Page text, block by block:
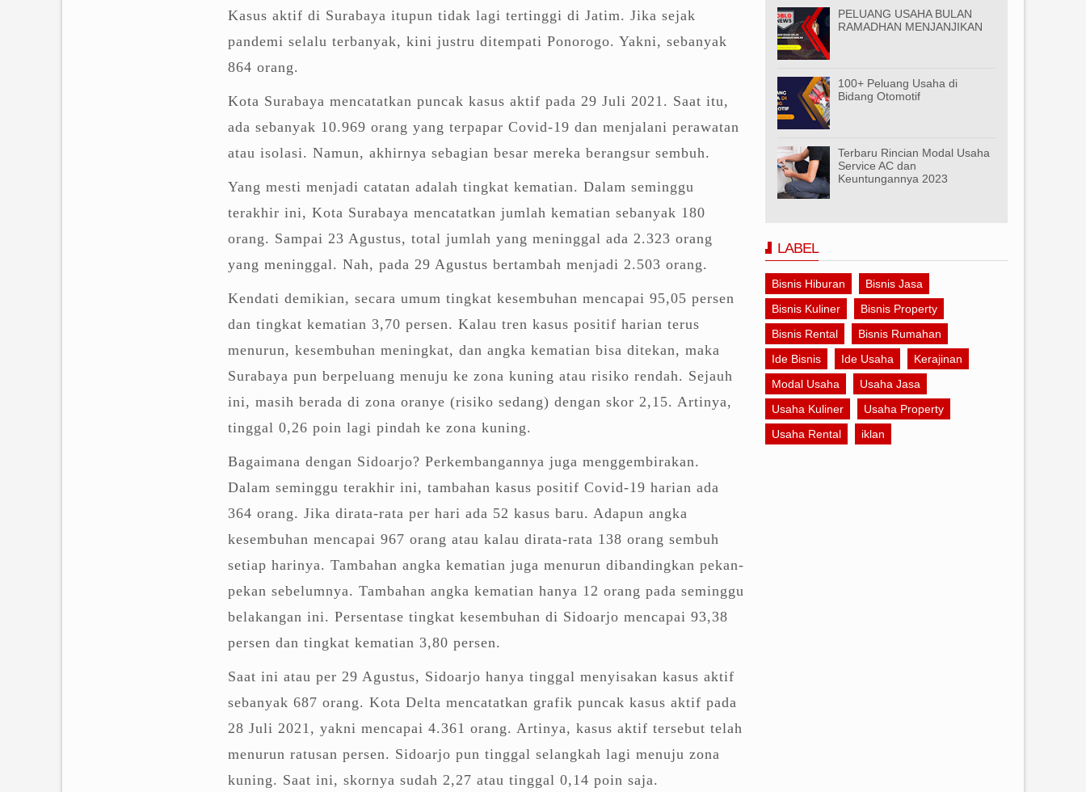
Kasus aktif di Surabaya itupun tidak lagi tertinggi di Jatim. Jika sejak
pandemi selalu terbanyak, kini justru ditempati Ponorogo. Yakni, sebanyak
864 orang.
Kota Surabaya mencatatkan puncak kasus aktif pada 29 Juli 2021. Saat itu,
ada sebanyak 10.969 orang yang terpapar Covid-19 dan menjalani perawatan
atau isolasi. Namun, akhirnya sebagian besar mereka berangsur sembuh.
Yang mesti menjadi catatan adalah tingkat kematian. Dalam seminggu
terakhir ini, Kota Surabaya mencatatkan jumlah kematian sebanyak 180
orang. Sampai 23 Agustus, total jumlah yang meninggal ada 2.323 orang
yang meninggal. Nah, pada 29 Agustus bertambah menjadi 2.503 orang.
Kendati demikian, secara umum tingkat kesembuhan mencapai 95,05 persen
dan tingkat kematian 3,70 persen. Kalau tren kasus positif harian terus
menurun, kesembuhan meningkat, dan angka kematian bisa ditekan, maka
Surabaya pun berpeluang menuju ke zona kuning atau risiko rendah. Sejauh
ini, masih berada di zona oranye (risiko sedang) dengan skor 2,15. Artinya,
tinggal 0,26 poin lagi pindah ke zona kuning.
Bagaimana dengan Sidoarjo? Perkembangannya juga menggembirakan.
Dalam seminggu terakhir ini, tambahan kasus positif Covid-19 harian ada
364 orang. Jika dirata-rata per hari ada 52 kasus baru. Adapun angka
kesembuhan mencapai 967 orang atau kalau dirata-rata 138 orang sembuh
setiap harinya. Tambahan angka kematian juga menurun dibandingkan pekan-
pekan sebelumnya. Tambahan angka kematian hanya 12 orang pada seminggu
belakangan ini. Persentase tingkat kesembuhan di Sidoarjo mencapai 93,38
persen dan tingkat kematian 3,80 persen.
Saat ini atau per 29 Agustus, Sidoarjo hanya tinggal menyisakan kasus aktif
sebanyak 687 orang. Kota Delta mencatatkan grafik puncak kasus aktif pada
28 Juli 2021, yakni mencapai 4.361 orang. Artinya, kasus aktif tersebut telah
menurun ratusan persen. Sidoarjo pun tinggal selangkah lagi menuju zona
kuning. Saat ini, skornya sudah 2,27 atau tinggal 0,14 poin saja.
PELUANG USAHA BULAN
RAMADHAN MENJANJIKAN
100+ Peluang Usaha di
Bidang Otomotif
Terbaru Rincian Modal Usaha
Service AC dan
Keuntungannya 2023
LABEL
Bisnis Hiburan
Bisnis Jasa
Bisnis Kuliner
Bisnis Property
Bisnis Rental
Bisnis Rumahan
Ide Bisnis
Ide Usaha
Kerajinan
Modal Usaha
Usaha Jasa
Usaha Kuliner
Usaha Property
Usaha Rental
iklan